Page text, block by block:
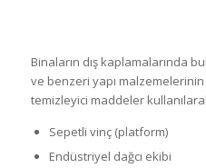
Binaların dış kaplamalarında
ve benzeri yapı
temizleyici maddeler
Sepetli vinç (platform)
Endüstriyel dağcı ekibi